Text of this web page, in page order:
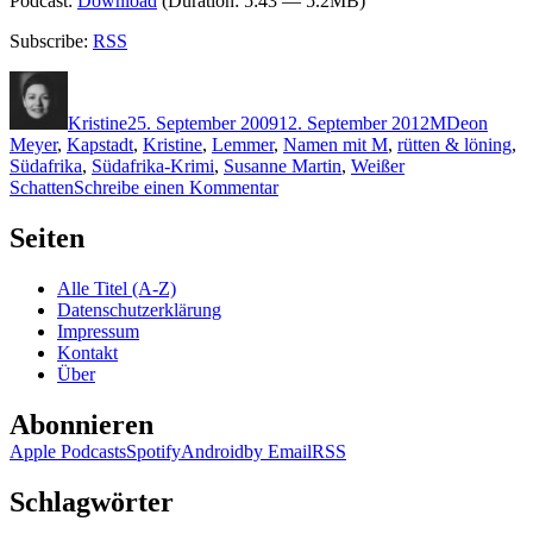
Subscribe: RSS
Kristine25. September 200912. September 2012MDeon
Meyer, Kapstadt, Kristine, Lemmer, Namen mit M, rütten & löning,
Südafrika, Südafrika-Krimi, Susanne Martin, Weißer
SchattenSchreibe einen Kommentarzu
Seiten
Alle Titel (A-Z)
Datenschutzerklärung
Impressum
Kontakt
Über
Abonnieren
Apple PodcastsSpotifyAndroidby EmailRSS
Schlagwörter